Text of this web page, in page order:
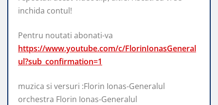
inchida contul!
Pentru noutati abonati-va
https://www.youtube.com/c/FlorinIonasGeneral
ul?sub_confirmation=1
muzica si versuri :Florin Ionas-Generalul
orchestra Florin Ionas-Generalul